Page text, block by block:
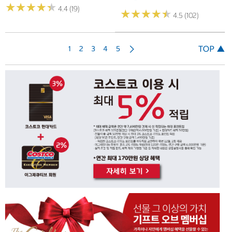
★★★★★
★★★★★ 4.4 (19) ★★★★★
★★★★★ 4.5 (102)
1 2 3 4 5 TOP ▲